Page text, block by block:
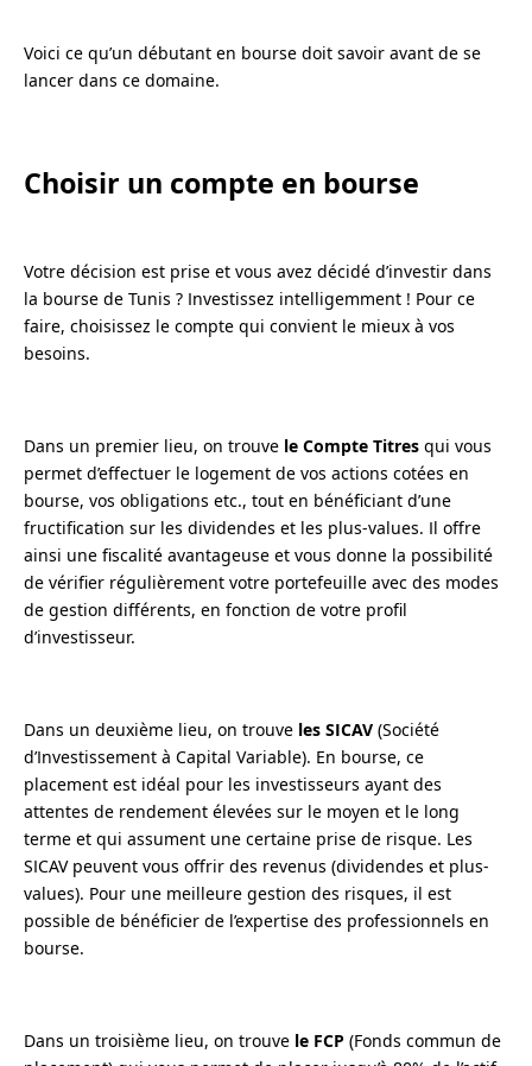
Voici ce qu’un débutant en bourse doit savoir avant de se
lancer dans ce domaine.
Choisir un compte en bourse
Votre décision est prise et vous avez décidé d’investir dans
la bourse de Tunis ? Investissez intelligemment ! Pour ce
faire, choisissez le compte qui convient le mieux à vos
besoins.
Dans un premier lieu, on trouve le Compte Titres qui vous
permet d’effectuer le logement de vos actions cotées en
bourse, vos obligations etc., tout en bénéficiant d’une
fructification sur les dividendes et les plus-values. Il offre
ainsi une fiscalité avantageuse et vous donne la possibilité
de vérifier régulièrement votre portefeuille avec des modes
de gestion différents, en fonction de votre profil
d’investisseur.
Dans un deuxième lieu, on trouve les SICAV (Société
d’Investissement à Capital Variable). En bourse, ce
placement est idéal pour les investisseurs ayant des
attentes de rendement élevées sur le moyen et le long
terme et qui assument une certaine prise de risque. Les
SICAV peuvent vous offrir des revenus (dividendes et plus-
values). Pour une meilleure gestion des risques, il est
possible de bénéficier de l’expertise des professionnels en
bourse.
Dans un troisième lieu, on trouve le FCP (Fonds commun de